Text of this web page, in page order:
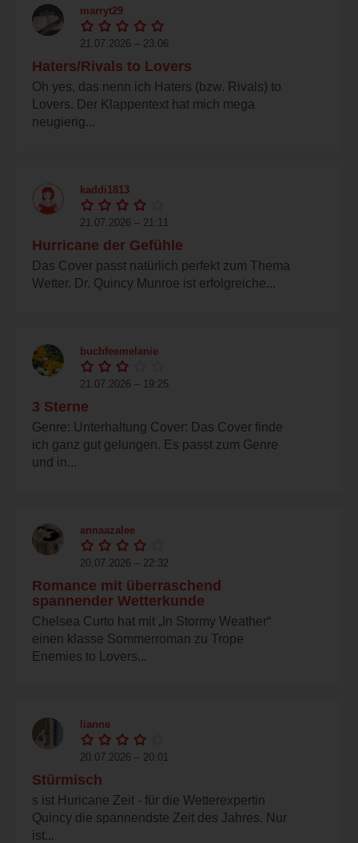
marryt29
21.07.2026 – 23:06
Haters/Rivals to Lovers
Oh yes, das nenn ich Haters (bzw. Rivals) to
Lovers. Der Klappentext hat mich mega
neugierig...
kaddi1813
21.07.2026 – 21:11
Hurricane der Gefühle
Das Cover passt natürlich perfekt zum Thema
Wetter. Dr. Quincy Munroe ist erfolgreiche...
buchfeemelanie
21.07.2026 – 19:25
3 Sterne
Genre: Unterhaltung Cover: Das Cover finde
ich ganz gut gelungen. Es passt zum Genre
und in...
annaazalee
20.07.2026 – 22:32
Romance mit überraschend
spannender Wetterkunde
Chelsea Curto hat mit „In Stormy Weather“
einen klasse Sommerroman zu Trope
Enemies to Lovers...
lianne
20.07.2026 – 20:01
Stürmisch
s ist Huricane Zeit - für die Wetterexpertin
Quincy die spannendste Zeit des Jahres. Nur
ist...